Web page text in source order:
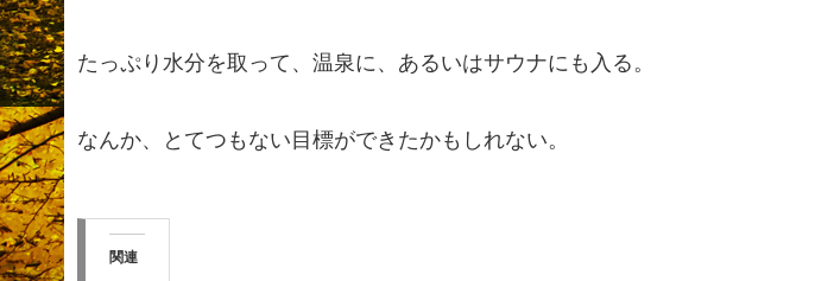
たっぷり水分を取って、温泉に、あるいはサウナにも入る。
なんか、とてつもない目標ができたかもしれない。
関連